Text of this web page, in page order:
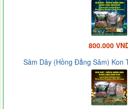
800.000
Sâm Dây (Hồng Đẳng Sâm) Kon